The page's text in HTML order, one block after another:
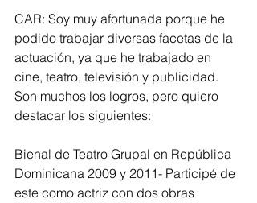
CAR: Soy muy afortunada porque he
podido trabajar diversas facetas de la
actuación, ya que he trabajado en
cine, teatro, televisión y publicidad.
Son muchos los logros, pero quiero
destacar los siguientes:
Bienal de Teatro Grupal en República
Dominicana 2009 y 2011- Participé de
este como actriz con dos obras